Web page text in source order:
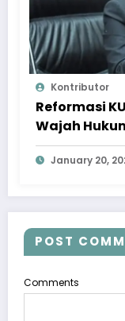
Kontributor
Reformasi
Wajah
January 20,
POST
Comments